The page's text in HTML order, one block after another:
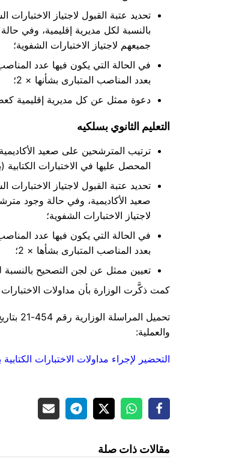
تحديد عتبة القبول لاجتياز
بالنسبة لكل مديرية إقليمية
جميعهم لاجتياز الاختبارات الشفوية؛
في الحالة التي يكون فيها
بعدد المناصب المتبارى بشأنها × 2
؛
دعوة ممثل عن كل مديرية إقليمية
التعليم الثانوي بسلكيه
ترتيب المترشحين على صعيد
المحصل عليها في الاختبارات الكتابية
تحديد عتبة القبول لاجتياز
صعيد الأكاديمية
لاجتياز الاختبارات الشفوية؛
في الحالة التي يكون فيها
بعدد المناصب المتبارى بشأها × 2
؛
تعيين ممثل عن لجن التصحيح
كمت ذكَّرت الوزارة بأن مداولات
والعملية:
التحضير لإجراء مداولات الاختبارات الكتابية
مقالات ذات صلة